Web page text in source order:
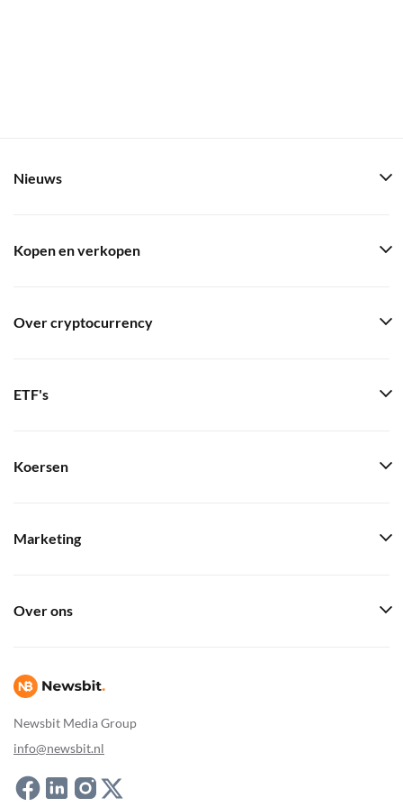
Newsbit Media Group
info@newsbit.nl
Nieuws
Kopen en verkopen
Over cryptocurrency
ETF's
Koersen
Marketing
Over ons